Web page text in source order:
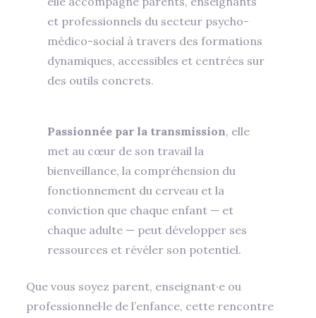
et professionnels du secteur psycho-
médico-social à travers des formations
dynamiques, accessibles et centrées sur
des outils concrets.
Passionnée par la transmission, elle
met au cœur de son travail la
bienveillance, la compréhension du
fonctionnement du cerveau et la
conviction que chaque enfant — et
chaque adulte — peut développer ses
ressources et révéler son potentiel.
Que vous soyez parent, enseignant·e ou
professionnel·le de l’enfance, cette rencontre